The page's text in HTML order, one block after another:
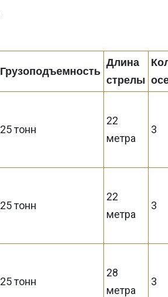
Грузоподъемность
Длина
стрелы
25 тонн
22
метра
3
25 тонн
22
метра
3
25 тонн
28
метра
3